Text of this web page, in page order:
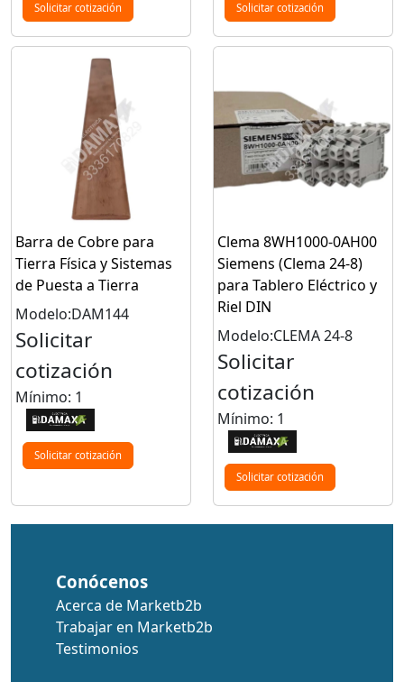
Solicitar cotización Solicitar cotización
Barra de Cobre para
Tierra Física y Sistemas
de Puesta a Tierra
Modelo:DAM144
Solicitar
cotización
Mínimo: 1
Solicitar cotización
Clema 8WH1000-0AH00
Siemens (Clema 24-8)
para Tablero Eléctrico y
Riel DIN
Modelo:CLEMA 24-8
Solicitar
cotización
Mínimo: 1
Solicitar cotización
Conócenos
Acerca de Marketb2b
Trabajar en Marketb2b
Testimonios